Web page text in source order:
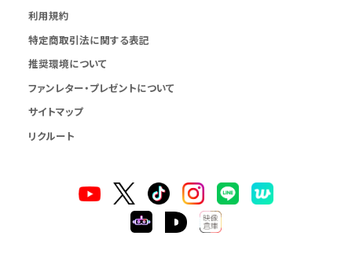
利用規約
特定商取引法に関する表記
推奨環境について
ファンレター・プレゼントについて
サイトマップ
リクルート